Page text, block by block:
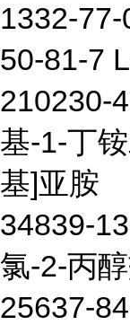
1332-
50-81-7
210230-
基-1-丁
基]亚胺
34839-
氯-2-丙
25637-